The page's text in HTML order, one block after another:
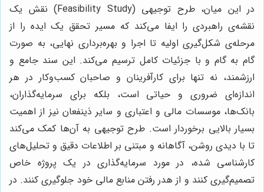
در این میان، طرح توجیهی (Feasibility Study) نقش یک
نقشه‌ی راهبردی را ایفا می‌کند که مسیر تحقق یک ایده را از
مرحله‌ی شکل‌گیری اولیه تا اجرا و بهره‌برداری نهایی، به صورت
گام به گام و با جزئیات کامل ترسیم می‌کند. این سند جامع و
ارزشمند، نه تنها برای کارآفرینان و صاحبان کسب‌وکار در هر
اندازه‌ای ضروری و حیاتی است، بلکه برای سرمایه‌گذاران،
بانک‌ها، موسسات مالی و اعتباری و سایر ذینفعان نیز از اهمیت
بسیار بالایی برخوردار است. طرح توجیهی به آن‌ها کمک می‌کند
تا با دیدی روشن، آگاهانه و مبتنی بر اطلاعات دقیق و تحلیل‌های
کارشناسی شده، در مورد سرمایه‌گذاری در یک پروژه خاص
تصمیم‌گیری کنند و از هدر رفتن منابع مالی خود جلوگیری کنند. در